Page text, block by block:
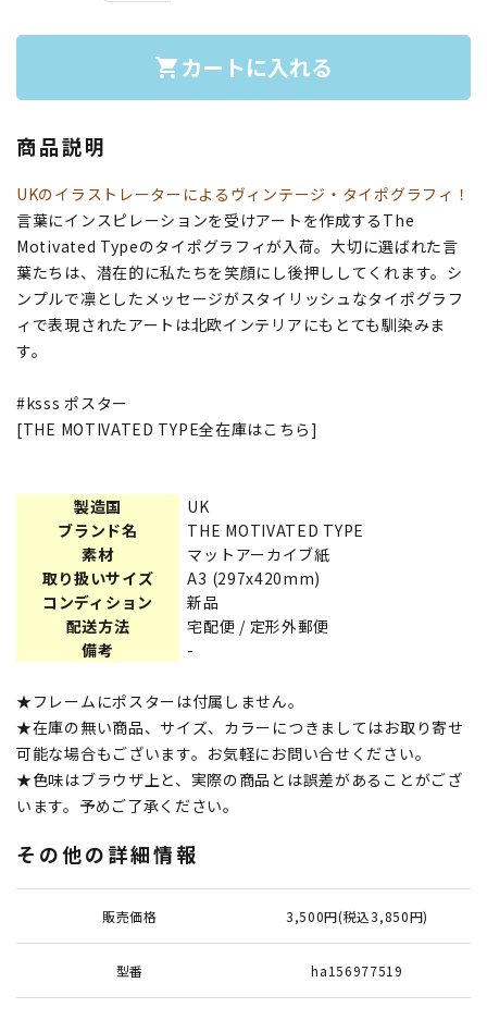
shopping_cart カートに入れる
商品説明
UKのイラストレーターによるヴィンテージ・タイポグラフィ！
言葉にインスピレーションを受けアートを作成するThe
Motivated Typeのタイポグラフィが入荷。大切に選ばれた言
葉たちは、潜在的に私たちを笑顔にし後押ししてくれます。シ
ンプルで凛としたメッセージがスタイリッシュなタイポグラフ
ィで表現されたアートは北欧インテリアにもとても馴染みま
す。
#ksss ポスター
[THE MOTIVATED TYPE全在庫はこちら]
製造国
UK
ブランド名
THE MOTIVATED TYPE
素材
マットアーカイブ紙
取り扱いサイズ
A3 (297x420mm)
コンディション
新品
配送方法
宅配便 / 定形外郵便
備考
-
★フレームにポスターは付属しません。
★在庫の無い商品、サイズ、カラーにつきましてはお取り寄せ
可能な場合もございます。お気軽にお問い合せください。
★色味はブラウザ上と、実際の商品とは誤差があることがござ
います。予めご了承ください。
その他の詳細情報
販売価格 3,500円(税込3,850円)
型番 ha156977519